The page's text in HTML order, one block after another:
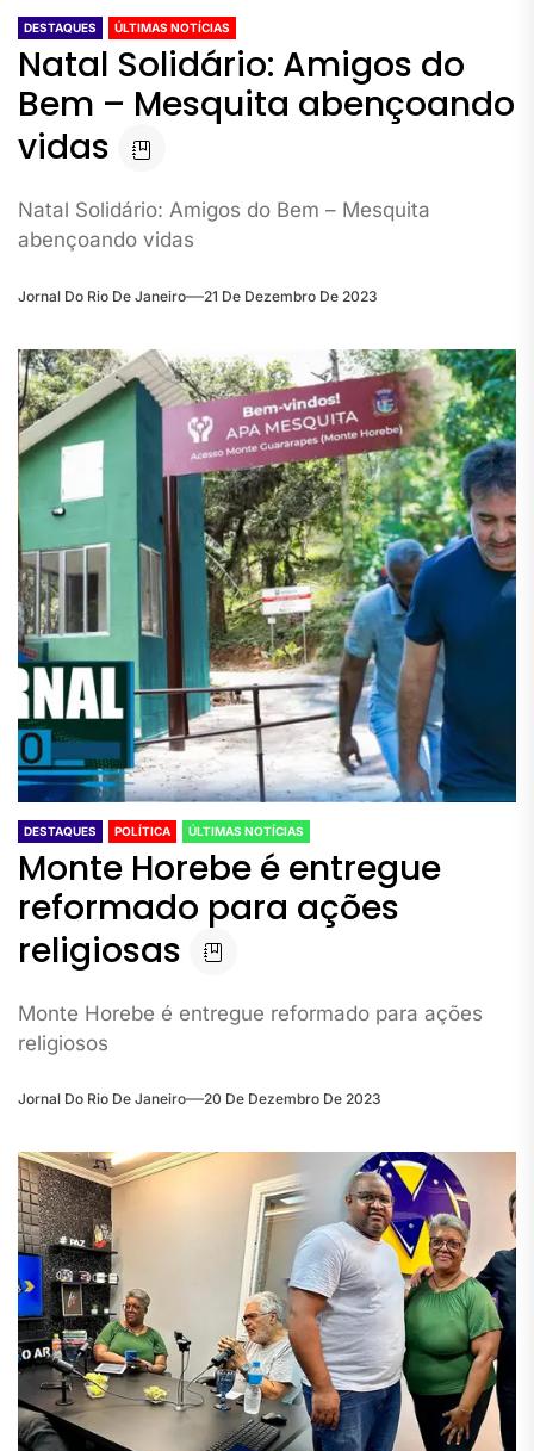
DESTAQUES ÚLTIMAS NOTÍCIAS
Natal Solidário: Amigos do
Bem – Mesquita abençoando
vidas
Natal Solidário: Amigos do Bem – Mesquita
abençoando vidas
Jornal Do Rio De Janeiro 21 De Dezembro De 2023
DESTAQUES POLÍTICA ÚLTIMAS NOTÍCIAS
Monte Horebe é entregue
reformado para ações
religiosas
Monte Horebe é entregue reformado para ações
religiosos
Jornal Do Rio De Janeiro 20 De Dezembro De 2023